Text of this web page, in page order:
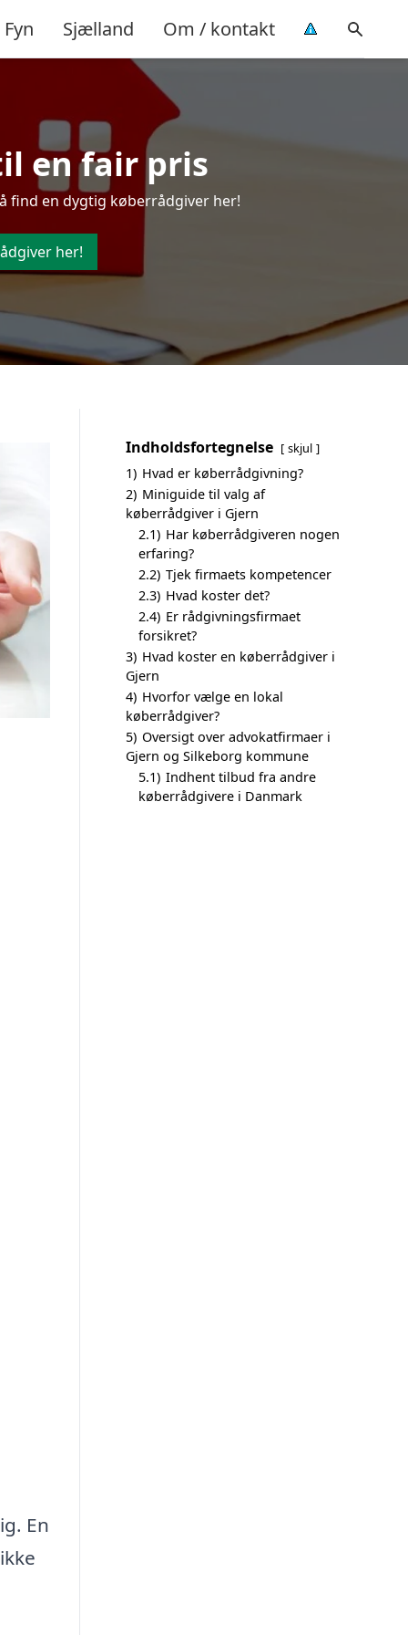
Fyn Sjælland Om / kontakt
en fair pris
find en dygtig køberrådgiver her!
her!
En
Indholdsfortegnelse skjul
1) Hvad er køberrådgivning?
2) Miniguide til valg af
køberrådgiver i Gjern
2.1) Har køberrådgiveren nogen
erfaring?
2.2) Tjek firmaets kompetencer
2.3) Hvad koster det?
2.4) Er rådgivningsfirmaet
forsikret?
3) Hvad koster en køberrådgiver i
Gjern
4) Hvorfor vælge en lokal
køberrådgiver?
5) Oversigt over advokatfirmaer i
Gjern og Silkeborg kommune
5.1) Indhent tilbud fra andre
køberrådgivere i Danmark